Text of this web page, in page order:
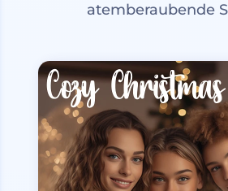
atemberaubende